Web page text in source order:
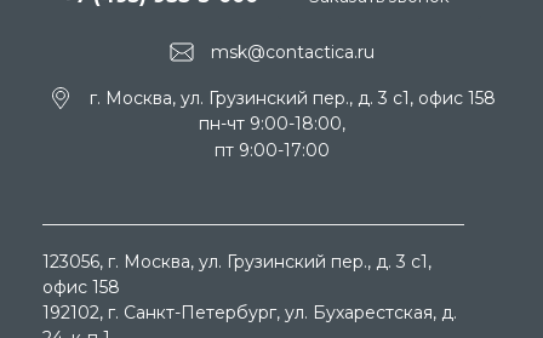
msk@contactica.ru
г. Москва, ул. Грузинский пер., д. 3 c1, офис 158
пн-чт 9:00-18:00,
пт 9:00-17:00
123056, г. Москва, ул. Грузинский пер., д. 3 c1,
офис 158
192102, г. Санкт-Петербург, ул. Бухарестская, д.